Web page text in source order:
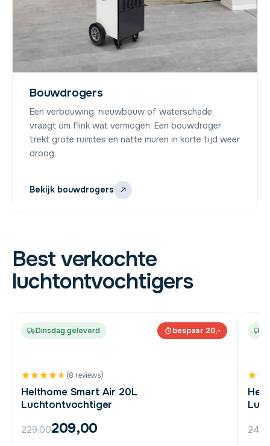
Bouwdrogers
Een verbouwing, nieuwbouw of waterschade
vraagt om flink wat vermogen. Een bouwdroger
trekt grote ruimtes en natte muren in korte tijd weer
droog.
Bekijk bouwdrogers
Best verkochte
luchtontvochtigers
Dinsdag geleverd bespaar 20,-
(8 reviews)
Helthome Smart Air 20L
Luchtontvochtiger
229,00209,00